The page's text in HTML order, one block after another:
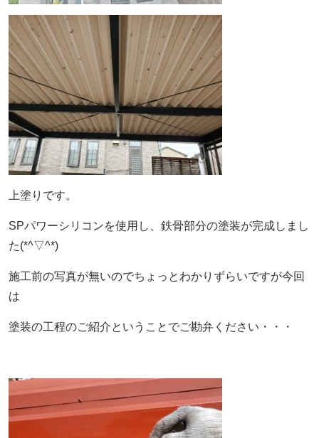
上塗りです。
SPパワーシリコンを使用し、鉄骨部分の塗装が完成しまし
た(*^▽^*)
施工前の写真が無いのでちょっとわかりずらいですが今回
は
塗装の工程のご紹介ということでご勘弁ください・・・